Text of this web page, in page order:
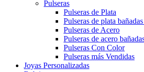
Pulseras
Pulseras de Plata
Pulseras de plata
Pulseras de Acero
Pulseras de acero
Pulseras Con Color
Pulseras más Vendidas
Joyas Personalizadas